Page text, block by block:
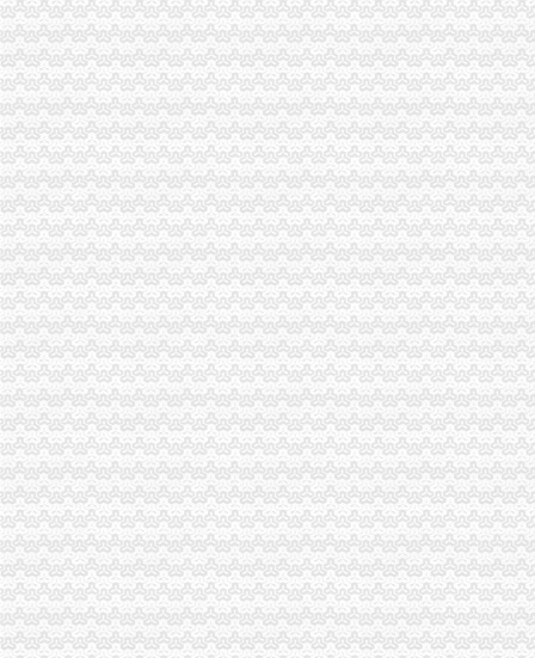
重庆沙坪坝门户网
三峡广场办执照
看脸的时代却丑在证件照上看别人家的摄影师怎么破四川新闻网-主流
【图】重庆沙坪坝三峡广场代办营业执照公司_重庆工商注册_重庆列表
重庆爱德华院_互动百科
重庆公司注册工商注册营业执照代办代理记帐重庆工商代办
上海五室中等装修酒店公寓|上海五室中等装修酒店公寓信息-上海酷易搜
青木关办执照
wyk/MailingLists
第03章_大薮春彦《叛逆者》
钟表馆幽灵-和谐惊悚剧-大众点评社区
街道办书记效能建设先进事迹.doc_淘豆网
[关联交易]佛塑科技：非公开发行股份购买资产暨关联交易报告书（修
井口办执照
关于发动和支持群众办小煤矿若干问题的规定
联合建筑、生活污水处理站、提升机房、井口房五项劳务分包工程招
河北省煤炭行业关闭非法和布局不合理煤矿工作实施方案
北京端掉6家“黑水厂”部分桶装水流入社区-搜狐财经
中共汉中市委汉中市人民关于省委第三环境保护督察组交办问题
歌乐山办执照
提供信市个人（^o^）信市民间（^o^）信市无押
啊,牛奶也不敢喝了_作为设的思想_天涯博客_天涯社区
辣条儿的喜欢|LOFTER（乐乎）-让兴趣,更有趣
重庆市人民办公厅转发市建委关于重庆市都市发达经济圈新建采
郑东新区CBD区域月季更换工程施工重新公然招标公告|十环招标网
大学城办执照